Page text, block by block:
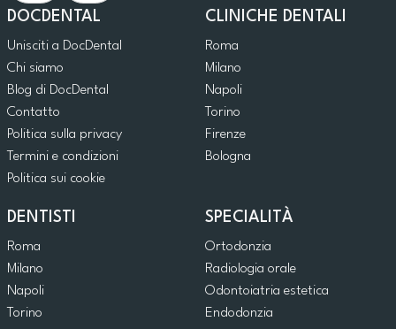
DOCDENTAL
Unisciti a DocDental
Chi siamo
Blog di DocDental
Contatto
Politica sulla privacy
Termini e condizioni
Politica sui cookie
CLINICHE DENTALI
Roma
Milano
Napoli
Torino
Firenze
Bologna
DENTISTI
Roma
Milano
Napoli
Torino
SPECIALITÀ
Ortodonzia
Radiologia orale
Odontoiatria estetica
Endodonzia